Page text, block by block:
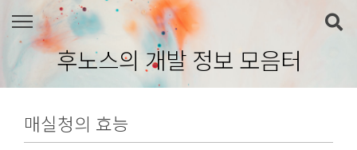
본문 바로가기
후노스의 개발 정보 모음터
매실청의 효능